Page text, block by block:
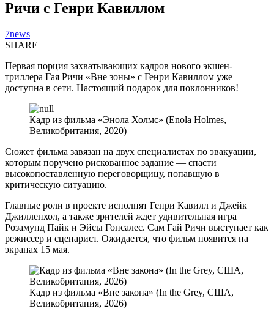
Ричи с Генри Кавиллом
7news
SHARE
Первая порция захватывающих кадров нового экшен-
триллера Гая Ричи «Вне зоны» с Генри Кавиллом уже
доступна в сети. Настоящий подарок для поклонников!
Кадр из фильма «Энола Холмс» (Enola Holmes,
Великобритания, 2020)
Сюжет фильма завязан на двух специалистах по эвакуации,
которым поручено рискованное задание — спасти
высокопоставленную переговорщицу, попавшую в
критическую ситуацию.
Главные роли в проекте исполнят Генри Кавилл и Джейк
Джилленхол, а также зрителей ждет удивительная игра
Розамунд Пайк и Эйсы Гонсалес. Сам Гай Ричи выступает как
режиссер и сценарист. Ожидается, что фильм появится на
экранах 15 мая.
Кадр из фильма «Вне закона» (In the Grey, США,
Великобритания, 2026)